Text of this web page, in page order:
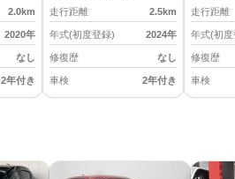
2.0km
2020年
なし
2年付き
走行距離
2.5km
年式(初度登録) 2024年
修復歴 なし
車検 2年付き
走行距離
年式(初度
修復歴
車検